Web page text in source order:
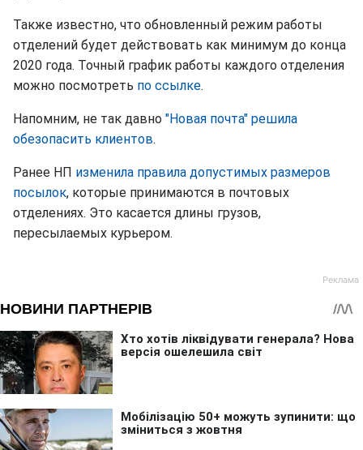
Также известно, что обновленный режим работы
отделений будет действовать как минимум до конца
2020 года. Точный график работы каждого отделения
можно посмотреть по ссылке.
Напомним, не так давно "Новая почта" решила
обезопасить клиентов.
Ранее НП изменила правила допустимых размеров
посылок, которые принимаются в почтовых
отделениях. Это касается длины грузов,
пересылаемых курьером.